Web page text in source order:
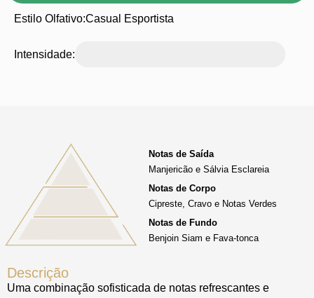
Estilo Olfativo:Casual Esportista
Intensidade:
Descrição
Uma combinação sofisticada de notas refrescantes e
Notas de Saída
Manjericão e Sálvia Esclareia
Notas de Corpo
Cipreste, Cravo e Notas Verdes
Notas de Fundo
Benjoin Siam e Fava-tonca